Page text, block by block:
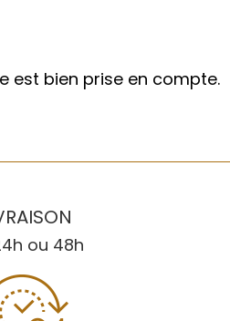
est bien prise en compte.
ou 48h